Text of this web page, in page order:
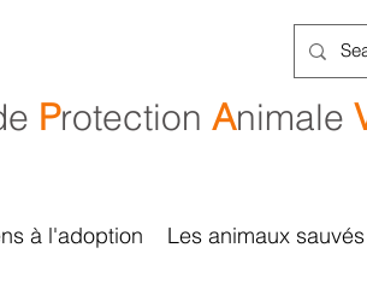
Protection Animale
à l'adoption Les animaux sauvés